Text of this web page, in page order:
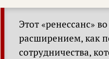
Этот «ренессанс»
расширением, как
сотрудничества,